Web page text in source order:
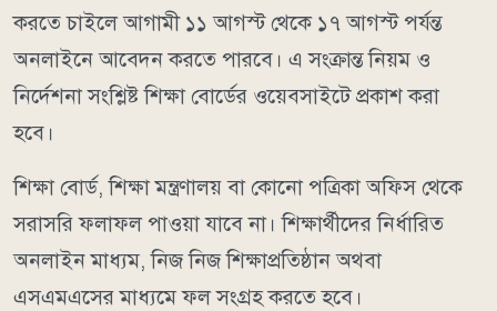
করতে চাইলে আগামী ১১ আগস্ট থেকে ১৭ আগস্ট পর্যন্ত
অনলাইনে আবেদন করতে পারবে। এ সংক্রান্ত নিয়ম ও
নির্দেশনা সংশ্লিষ্ট শিক্ষা বোর্ডের ওয়েবসাইটে প্রকাশ করা
হবে।
শিক্ষা বোর্ড, শিক্ষা মন্ত্রণালয় বা কোনো পত্রিকা অফিস থেকে
সরাসরি ফলাফল পাওয়া যাবে না। শিক্ষার্থীদের নির্ধারিত
অনলাইন মাধ্যম, নিজ নিজ শিক্ষাপ্রতিষ্ঠান অথবা
এসএমএসের মাধ্যমে ফল সংগ্রহ করতে হবে।